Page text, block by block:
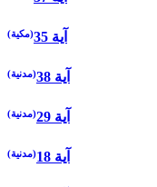
(مكية) 35 آية
(مدنية) 38 آية
(مدنية) 29 آية
(مدنية) 18 آية